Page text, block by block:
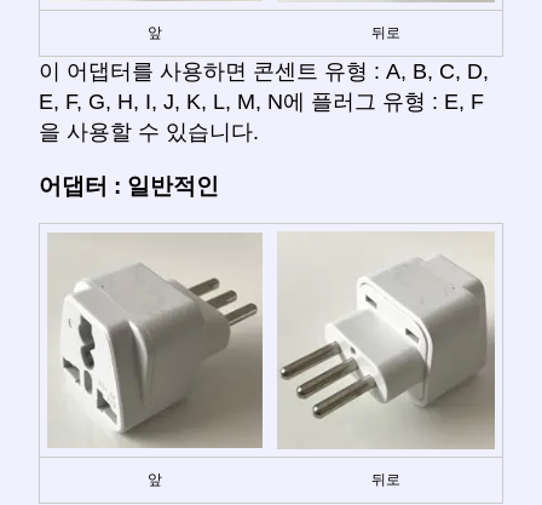
앞 뒤로
이 어댑터를 사용하면 콘센트 유형 : A, B, C, D,
E, F, G, H, I, J, K, L, M, N에 플러그 유형 : E, F
을 사용할 수 있습니다.
어댑터 : 일반적인
앞 뒤로